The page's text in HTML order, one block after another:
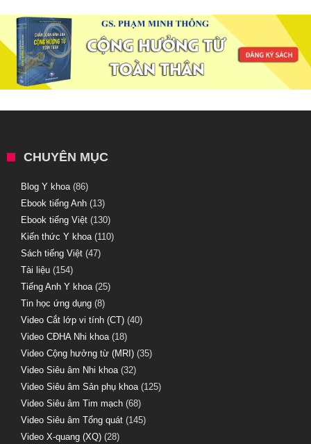
CHUYÊN MỤC
Blog Y khoa(86)
Ebook tiếng Anh (13)
Ebook tiếng Việt (130)
Kiến thức Y khoa(110)
Sách tiếng Việt (47)
Tài liệu (154)
Tiếng Anh Y khoa(25)
Tin học ứng dụng (8)
Video Cắt lớp vi tính (CT) (40)
Video CĐHA Nhi khoa(18)
Video Cộng hưởng từ (MRI) (35)
Video Siêu âm Nhi khoa(32)
Video Siêu âm Sản phụ khoa(125)
Video Siêu âm Tim mạch (68)
Video Siêu âm Tổng quát (145)
Video X-quang (XQ) (28)